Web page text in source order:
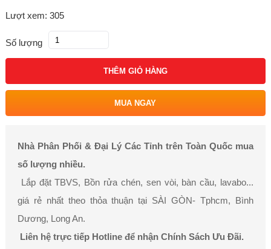
Lượt xem: 305
Số lượng
THÊM GIỎ HÀNG
MUA NGAY
Nhà Phân Phối & Đại Lý Các Tỉnh trên Toàn Quốc mua
số lượng nhiều.
Lắp đặt TBVS, Bồn rửa chén, sen vòi, bàn cầu, lavabo...
giá rẻ nhất theo thỏa thuận tại SÀI GÒN- Tphcm, Bình
Dương, Long An.
Liên hệ trực tiếp Hotline để nhận Chính Sách Ưu Đãi.